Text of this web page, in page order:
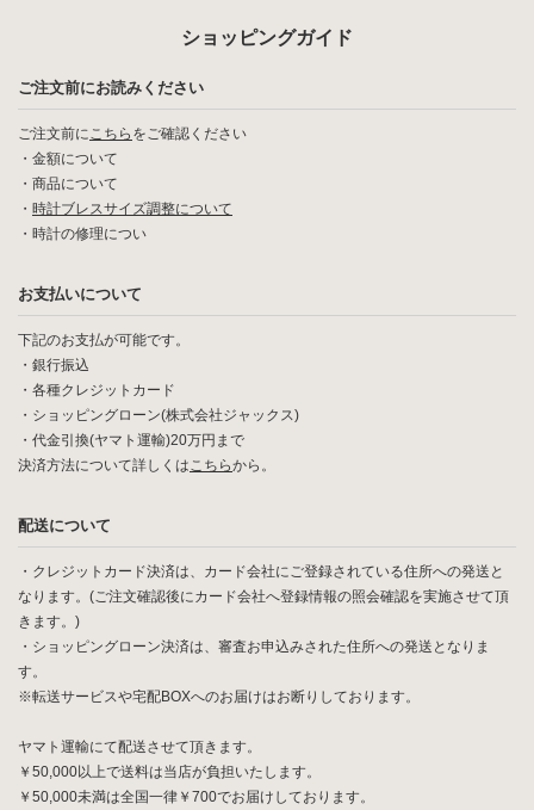
ショッピングガイド
ご注文前にお読みください
ご注文前にこちら をご確認ください
・ 金額について
・ 商品について
・ 時計ブレスサイズ調整について
・ 時計の修理につい
お支払いについて
下記のお支払が可能です。
・銀行振込
・各種クレジットカード
・ショッピングローン(株式会社ジャックス)
・代金引換(ヤマト運輸)20万円まで
決済方法について詳しくはこちらから。
配送について
・クレジットカード決済は、カード会社にご登録されている住所への発送と
なります。(ご注文確認後にカード会社へ登録情報の照会確認を実施させて頂
きます。)
・ショッピングローン決済は、審査お申込みされた住所への発送となりま
す。
※転送サービスや宅配BOXへのお届けはお断りしております。
ヤマト運輸にて配送させて頂きます。
￥50,000以上で送料は当店が負担いたします。
￥50,000未満は全国一律￥700でお届けしております。